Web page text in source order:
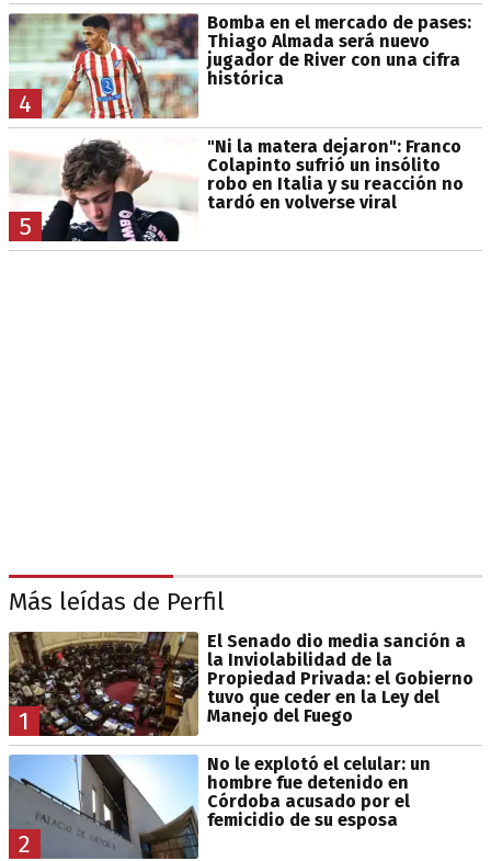
4
Bomba en el mercado de pases:
Thiago Almada será nuevo
jugador de River con una cifra
histórica
5
"Ni la matera dejaron": Franco
Colapinto sufrió un insólito
robo en Italia y su reacción no
tardó en volverse viral
Más leídas de Perfil
1
El Senado dio media sanción a
la Inviolabilidad de la
Propiedad Privada: el Gobierno
tuvo que ceder en la Ley del
Manejo del Fuego
2
No le explotó el celular: un
hombre fue detenido en
Córdoba acusado por el
femicidio de su esposa